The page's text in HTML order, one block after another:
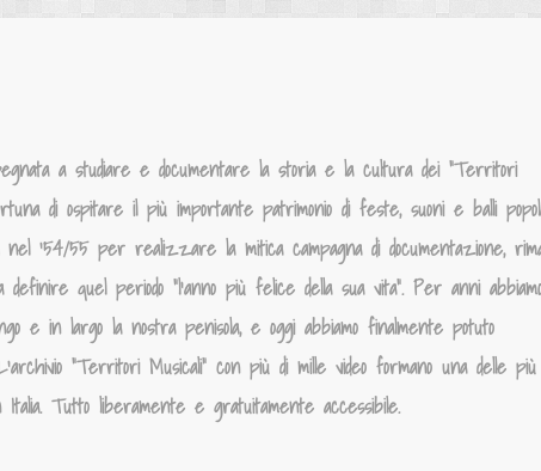
a studiare e documentare la storia e la cultura dei “Territori
di ospitare il più importante patrimonio di feste, suoni e balli
nel ‘54/55 per realizzare la mitica campagna di documentazione,
quel periodo “l’anno più felice della sua vita”. Per anni
e in largo la nostra penisola, e oggi abbiamo finalmente potuto
“Territori Musicali” con più di mille video formano una delle più
Tutto liberamente e gratuitamente accessibile.